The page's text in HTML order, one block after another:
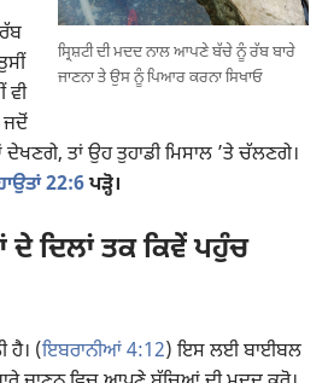
ਸ੍ਰਿਸ਼ਟੀ ਦੀ ਮਦਦ ਨਾਲ ਆਪਣੇ ਬੱਚੇ ਨੂੰ ਰੱਬ ਬਾਰੇ
ਜਾਣਨਾ ਤੇ ਉਸ ਨੂੰ ਪਿਆਰ ਕਰਨਾ ਸਿਖਾਓ
ਵੀ
ਜਦੋਂ
ਤਾਂ ਉਹ ਤੁਹਾਡੀ ਮਿਸਾਲ ’ਤੇ ਚੱਲਣਗੇ।
22:6ਪੜ੍ਹੋ।
ਦਿਲਾਂ ਤਕ ਕਿਵੇਂ ਪਹੁੰਚ
ਹੈ। (ਇਬਰਾਨੀਆਂ 4:12) ਇਸ ਲਈ ਬਾਈਬਲ